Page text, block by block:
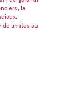
la
de limites au